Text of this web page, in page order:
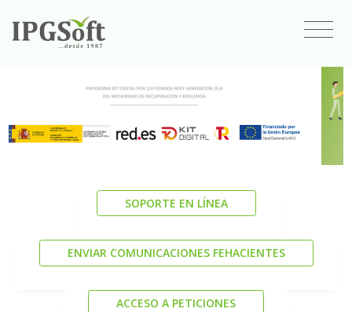
SOPORTE EN LÍNEA
ENVIAR COMUNICACIONES FEHACIENTES
ACCESO A PETICIONES